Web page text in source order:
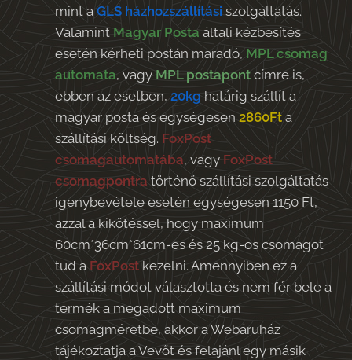
mint aGLS házhozszállítási szolgáltatás.
Valamint Magyar Posta általi kézbesítés
esetén kérheti postán maradó, MPL csomag
automata, vagy MPL postapont címre is,
ebben az esetben,20kg határig szállít a
magyar posta és egységesen 2860Ft a
szállítási költség. FoxPost
csomagautomatába, vagy FoxPost
csomagpontra történő szállítási szolgáltatás
igénybevétele esetén egységesen 1150 Ft,
azzal a kikötéssel, hogy maximum
60cm*36cm*61cm-es és 25 kg-os csomagot
tud a FoxPostkezelni. Amennyiben ez a
szállítási módot választotta és nem fér bele a
termék a megadott maximum
csomagméretbe, akkor a Webáruház
tájékoztatja a Vevőt és felajánl egy másik